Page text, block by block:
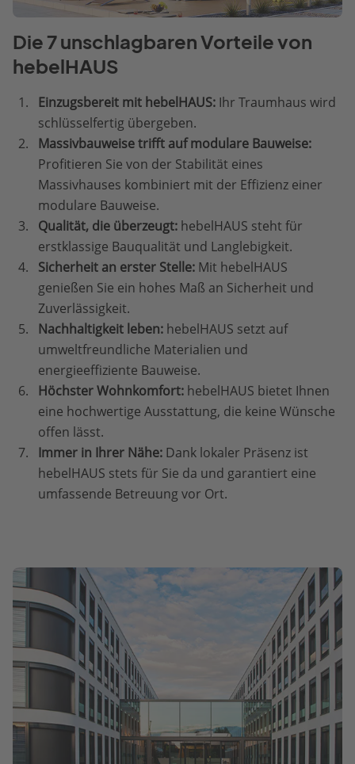
Die 7 unschlagbaren Vorteile von
hebelHAUS
Einzugsbereit mit hebelHAUS: Ihr Traumhaus wird
schlüsselfertig übergeben.
Massivbauweise trifft auf modulare Bauweise:
Profitieren Sie von der Stabilität eines
Massivhauses kombiniert mit der Effizienz einer
modulare Bauweise.
Qualität, die überzeugt: hebelHAUS steht für
erstklassige Bauqualität und Langlebigkeit.
Sicherheit an erster Stelle: Mit hebelHAUS
genießen Sie ein hohes Maß an Sicherheit und
Zuverlässigkeit.
Nachhaltigkeit leben: hebelHAUS setzt auf
umweltfreundliche Materialien und
energieeffiziente Bauweise.
Höchster Wohnkomfort: hebelHAUS bietet Ihnen
eine hochwertige Ausstattung, die keine Wünsche
offen lässt.
Immer in Ihrer Nähe: Dank lokaler Präsenz ist
hebelHAUS stets für Sie da und garantiert eine
umfassende Betreuung vor Ort.